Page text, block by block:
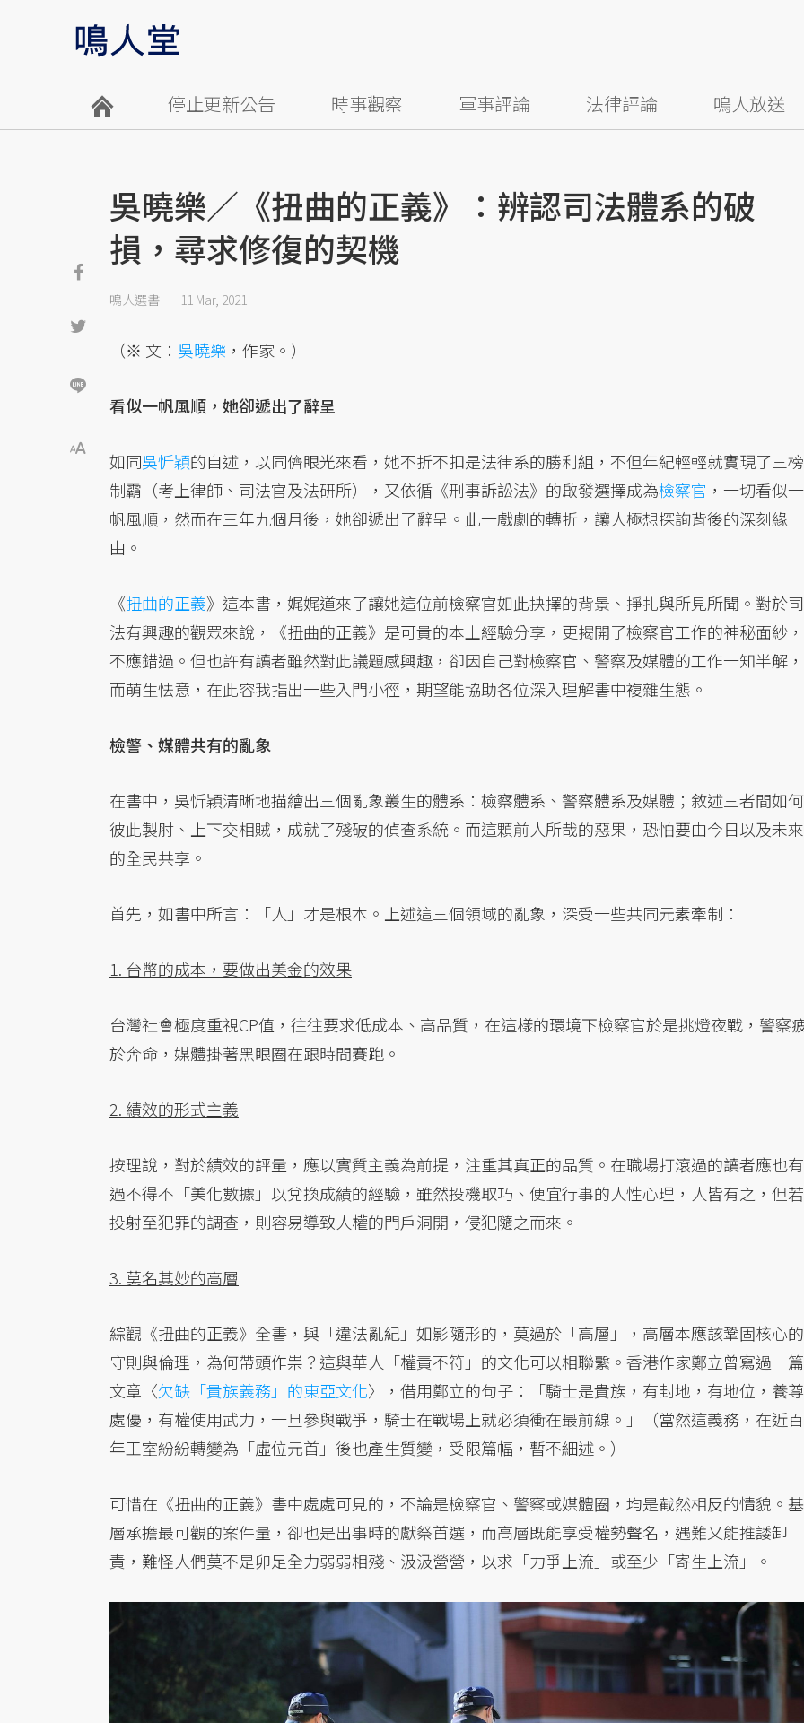
停止更新公告 時事觀察 軍事評論 法律評論 鳴人放送
吳曉樂／《扭曲的正義》：辨認司法體系的破
損，尋求修復的契機
鳴人選書 11 Mar, 2021
（※ 文： 吳曉樂 ，作家。）
看似一帆風順，她卻遞出了辭呈
如同吳忻穎的自述，以同儕眼光來看，她不折不扣是法律系的勝利組，不但年紀輕輕就實現了三榜
制霸（考上律師、司法官及法研所），又依循《刑事訴訟法》的啟發選擇成為檢察官 ，一切看似一
帆風順，然而在三年九個月後，她卻遞出了辭呈。此一戲劇的轉折，讓人極想探詢背後的深刻緣
由。
《扭曲的正義》這本書，娓娓道來了讓她這位前檢察官如此抉擇的背景、掙扎與所見所聞。對於司
法有興趣的觀眾來說，《扭曲的正義》是可貴的本土經驗分享，更揭開了檢察官工作的神秘面紗，
不應錯過。但也許有讀者雖然對此議題感興趣，卻因自己對檢察官、警察及媒體的工作一知半解，
而萌生怯意，在此容我指出一些入門小徑，期望能協助各位深入理解書中複雜生態。
檢警、媒體共有的亂象
在書中，吳忻穎清晰地描繪出三個亂象叢生的體系：檢察體系、警察體系及媒體；敘述三者間如何
彼此製肘、上下交相賊，成就了殘破的偵查系統。而這顆前人所哉的惡果，恐怕要由今日以及未來
的全民共享。
首先，如書中所言：「人」才是根本。上述這三個領域的亂象，深受一些共同元素牽制：
1. 台幣的成本，要做出美金的效果
台灣社會極度重視CP值，往往要求低成本、高品質，在這樣的環境下檢察官於是挑燈夜戰，警察
於奔命，媒體掛著黑眼圈在跟時間賽跑。
2. 績效的形式主義
按理說，對於績效的評量，應以實質主義為前提，注重其真正的品質。在職場打滾過的讀者應也有
過不得不「美化數據」以兌換成績的經驗，雖然投機取巧、便宜行事的人性心理，人皆有之，但若
投射至犯罪的調查，則容易導致人權的門戶洞開，侵犯隨之而來。
3. 莫名其妙的高層
綜觀《扭曲的正義》全書，與「違法亂紀」如影隨形的，莫過於「高層」，高層本應該鞏固核心的
守則與倫理，為何帶頭作祟？這與華人「權責不符」的文化可以相聯繫。香港作家鄭立曾寫過一篇
文章〈欠缺「貴族義務」的東亞文化〉，借用鄭立的句子：「騎士是貴族，有封地，有地位，養尊
處優，有權使用武力，一旦參與戰爭，騎士在戰場上就必須衝在最前線。」（當然這義務，在近百
年王室紛紛轉變為「虛位元首」後也產生質變，受限篇幅，暫不細述。）
可惜在《扭曲的正義》書中處處可見的，不論是檢察官、警察或媒體圈，均是截然相反的情貌。基
層承擔最可觀的案件量，卻也是出事時的獻祭首選，而高層既能享受權勢聲名，遇難又能推諉卸
責，難怪人們莫不是卯足全力弱弱相殘、汲汲營營，以求「力爭上流」或至少「寄生上流」。